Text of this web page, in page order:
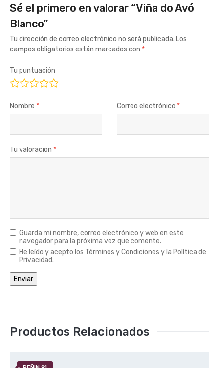
Sé el primero en valorar “Viña do Avó
Blanco”
Tu dirección de correo electrónico no será publicada. Los
campos obligatorios están marcados con *
Tu puntuación
Tu valoración *
Nombre * Correo electrónico *
Guarda mi nombre, correo electrónico y web en este
navegador para la próxima vez que comente.
He leído y acepto los Términos y Condiciones y la Política de
Privacidad.
Productos Relacionados